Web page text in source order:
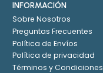
INFORMACIÓN
Sobre Nosotros
Preguntas Frecuentes
Política de Envíos
Política de privacidad
Términos y Condiciones